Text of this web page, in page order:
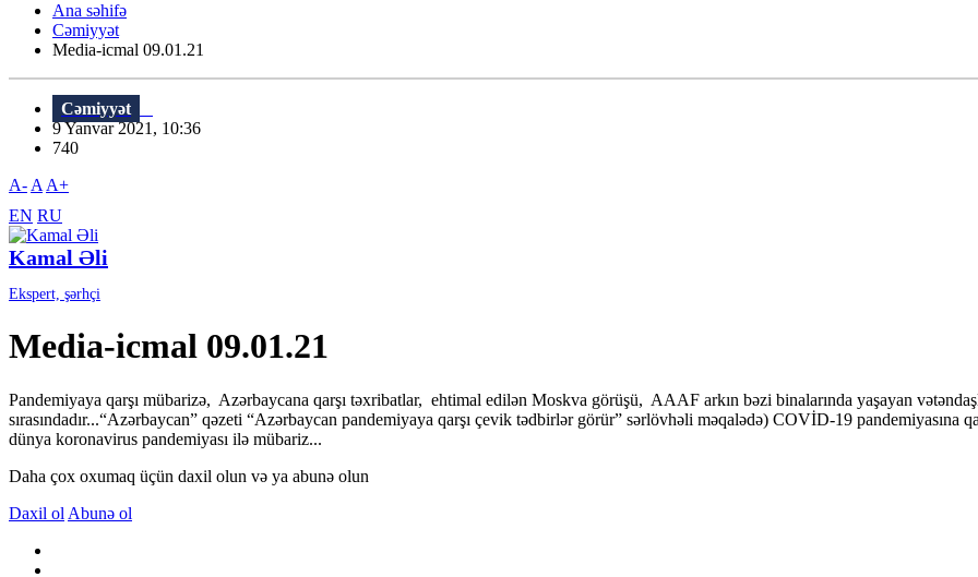
Ana səhifə
Cəmiyyət
Media-icmal 09.01.21
Cəmiyyət
9 Yanvar 2021, 10:36
740
A- A A+
EN RU
Kamal Əli
Ekspert, şərhçi
Media-icmal 09.01.21
Pandemiyaya qarşı mübarizə, Azərbaycana qarşı təxribatlar, ehtimal edilən Moskva görüşü, AAAF arkın bəzi binalarında yaşayan
sırasındadır...“Azərbaycan” qəzeti “Azərbaycan pandemiyaya qarşı çevik tədbirlər görür” sərlövhəli məqalədə) COVİD-19
dünya koronavirus pandemiyası ilə mübariz...
Daha çox oxumaq üçün daxil olun və ya abunə olun
Daxil ol Abunə ol